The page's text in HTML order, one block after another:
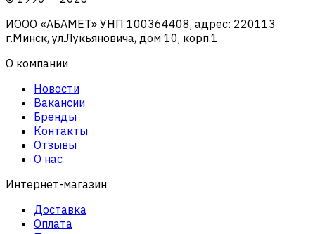
ИООО «АБАМЕТ» УНП 100364408, адрес: 220113
г.Минск, ул.Лукьяновича, дом 10, корп.1
О компании
Новости
Вакансии
Бренды
Контакты
Отзывы
О нас
Интернет-магазин
Доставка
Оплата